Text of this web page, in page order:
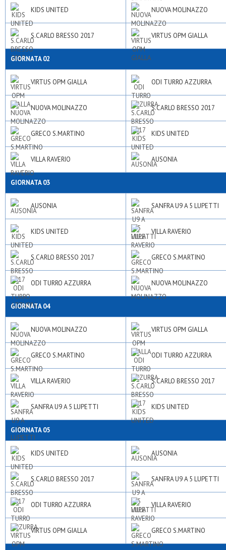
KIDS UNITED NUOVA MOLINAZZO
S.CARLO BRESSO 2017 VIRTUS OPM GIALLA
GIORNATA 02
VIRTUS OPM GIALLA ODI TURRO AZZURRA
NUOVA MOLINAZZO S.CARLO BRESSO 2017
GRECO S.MARTINO KIDS UNITED
VILLA RAVERIO AUSONIA
GIORNATA 03
AUSONIA SANFRA U9 A 5 LUPETTI
KIDS UNITED VILLA RAVERIO
S.CARLO BRESSO 2017 GRECO S.MARTINO
ODI TURRO AZZURRA NUOVA MOLINAZZO
GIORNATA 04
NUOVA MOLINAZZO VIRTUS OPM GIALLA
GRECO S.MARTINO ODI TURRO AZZURRA
VILLA RAVERIO S.CARLO BRESSO 2017
SANFRA U9 A 5 LUPETTI KIDS UNITED
GIORNATA 05
KIDS UNITED AUSONIA
S.CARLO BRESSO 2017 SANFRA U9 A 5 LUPETTI
ODI TURRO AZZURRA VILLA RAVERIO
VIRTUS OPM GIALLA GRECO S.MARTINO